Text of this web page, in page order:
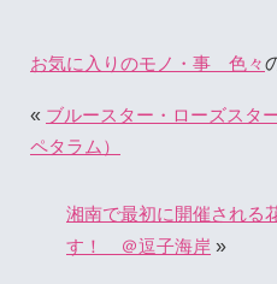
お気に入りのモノ・事 色々
« ブルースター・ローズス
ペタラム）
湘南で最初に開催され
す！ ＠逗子海岸 »